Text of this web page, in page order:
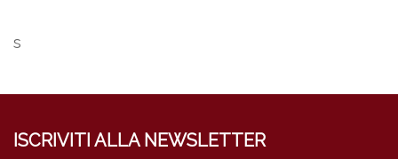
s
ISCRIVITI ALLA NEWSLETTER